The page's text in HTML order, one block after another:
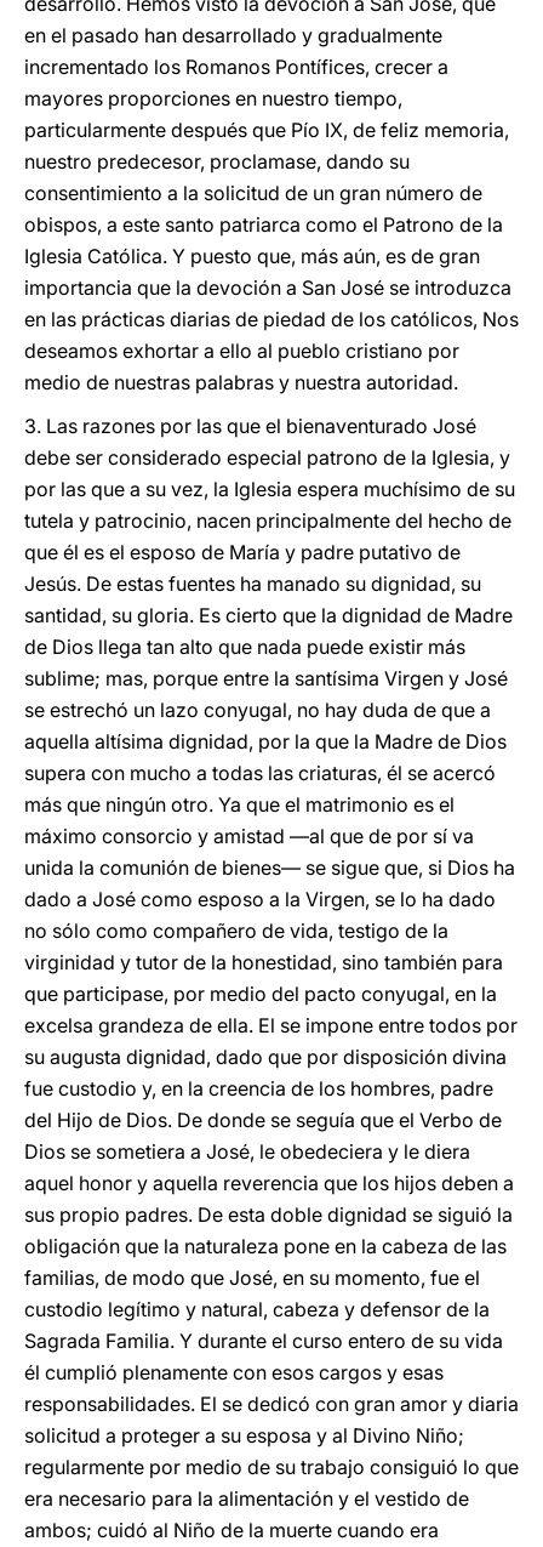
en el pasado han desarrollado y gradualmente
incrementado los Romanos Pontífices, crecer a
mayores proporciones en nuestro tiempo,
particularmente después que Pío IX, de feliz memoria,
nuestro predecesor, proclamase, dando su
consentimiento a la solicitud de un gran número de
obispos, a este santo patriarca como el Patrono de la
Iglesia Católica. Y puesto que, más aún, es de gran
importancia que la devoción a San José se introduzca
en las prácticas diarias de piedad de los católicos, Nos
deseamos exhortar a ello al pueblo cristiano por
medio de nuestras palabras y nuestra autoridad.
3. Las razones por las que el bienaventurado José
debe ser considerado especial patrono de la Iglesia, y
por las que a su vez, la Iglesia espera muchísimo de su
tutela y patrocinio, nacen principalmente del hecho de
que él es el esposo de María y padre putativo de
Jesús. De estas fuentes ha manado su dignidad, su
santidad, su gloria. Es cierto que la dignidad de Madre
de Dios llega tan alto que nada puede existir más
sublime; mas, porque entre la santísima Virgen y José
se estrechó un lazo conyugal, no hay duda de que a
aquella altísima dignidad, por la que la Madre de Dios
supera con mucho a todas las criaturas, él se acercó
más que ningún otro. Ya que el matrimonio es el
máximo consorcio y amistad —al que de por sí va
unida la comunión de bienes— se sigue que, si Dios ha
dado a José como esposo a la Virgen, se lo ha dado
no sólo como compañero de vida, testigo de la
virginidad y tutor de la honestidad, sino también para
que participase, por medio del pacto conyugal, en la
excelsa grandeza de ella. El se impone entre todos por
su augusta dignidad, dado que por disposición divina
fue custodio y, en la creencia de los hombres, padre
del Hijo de Dios. De donde se seguía que el Verbo de
Dios se sometiera a José, le obedeciera y le diera
aquel honor y aquella reverencia que los hijos deben a
sus propio padres. De esta doble dignidad se siguió la
obligación que la naturaleza pone en la cabeza de las
familias, de modo que José, en su momento, fue el
custodio legítimo y natural, cabeza y defensor de la
Sagrada Familia. Y durante el curso entero de su vida
él cumplió plenamente con esos cargos y esas
responsabilidades. El se dedicó con gran amor y diaria
solicitud a proteger a su esposa y al Divino Niño;
regularmente por medio de su trabajo consiguió lo que
era necesario para la alimentación y el vestido de
ambos; cuidó al Niño de la muerte cuando era